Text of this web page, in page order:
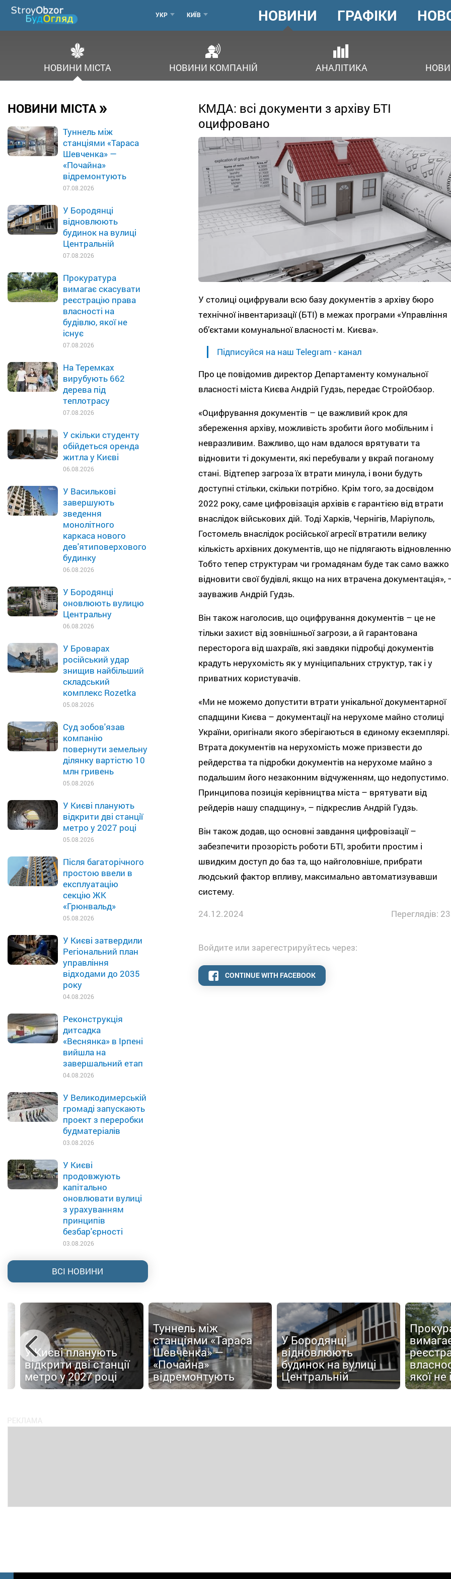
Перейти
основного
УКР
МЕНЮ
ГОРОДОВ
КИЇВ
ГОЛОВНЕ
МЕНЮ
НОВИНИ
НОВИНИ МІСТА НОВИНИ КОМПАНІЙ АНАЛІТИКА
ГРАФІКИ
НОВИНИ МІСТА »
Туннель між
станціями «Тараса
Шевченка» —
«Почайна»
відремонтують
07.08.2026
У Бородянці
відновлюють
будинок на вулиці
Центральній
07.08.2026
Прокуратура
вимагає скасувати
реєстрацію права
власності на
будівлю, якої не
існує
07.08.2026
На Теремках
вирубують 662
дерева під
теплотрасу
07.08.2026
У скільки студенту
обійдеться оренда
житла у Києві
06.08.2026
У Василькові
завершують
зведення
монолітного
каркаса нового
дев'ятиповерхового
будинку
06.08.2026
У Бородянці
оновлюють вулицю
Центральну
06.08.2026
У Броварах
російський удар
знищив найбільший
складський
комплекс Rozetka
05.08.2026
Суд зобов'язав
компанію
повернути земельну
ділянку вартістю 10
млн гривень
05.08.2026
У Києві планують
відкрити дві станції
метро у 2027 році
05.08.2026
Після багаторічного
простою ввели в
експлуатацію
секцію ЖК
«Грюнвальд»
05.08.2026
У Києві затвердили
Регіональний план
управління
відходами до 2035
року
04.08.2026
Реконструкція
дитсадка
«Веснянка» в Ірпені
вийшла на
завершальний етап
04.08.2026
У Великодимерській
громаді запускають
проект з переробки
будматеріалів
03.08.2026
У Києві
продовжують
капітально
оновлювати вулиці
з урахуванням
принципів
безбар'єрності
03.08.2026
ВСІ НОВИНИ
КМДА: всі документи з архіву БТІ
оцифровано
У столиці оцифрували всю базу документів з архіву бюро
технічної інвентаризації (БТІ) в межах програми «Управління
об’єктами комунальної власності м. Києва».
Підписуйся на наш Telegram - канал
Про це повідомив директор Департаменту комунальної
власності міста Києва Андрій Гудзь, передає СтройОбзор.
«Оцифрування документів – це важливий крок для
збереження архіву, можливість зробити його мобільним і
невразливим. Важливо, що нам вдалося врятувати та
відновити ті документи, які перебували у вкрай поганому
стані. Відтепер загроза їх втрати минула, і вони будуть
доступні стільки, скільки потрібно. Крім того, за досвідом
2022 року, саме цифровізація архівів є гарантією від втрати
внаслідок військових дій. Тоді Харків, Чернігів, Маріуполь,
Гостомель внаслідок російської агресії втратили велику
кількість архівних документів, що не підлягають
Тобто тепер структурам чи громадянам буде так само важко
відновити свої будівлі, якщо на них втрачена документація»,
зауважив Андрій Гудзь.
Він також наголосив, що оцифрування документів – це не
тільки захист від зовнішньої загрози, а й гарантована
пересторога від шахраїв, які завдяки підробці документів
крадуть нерухомість як у муніципальних структур, так і у
приватних користувачів.
«Ми не можемо допустити втрати унікальної документарної
спадщини Києва – документації на нерухоме майно столиці
України, оригінали якого зберігаються в єдиному екземплярі.
Втрата документів на нерухомість може призвести до
рейдерства та підробки документів на нерухоме майно з
подальшим його незаконним відчуженням, що недопустимо.
Принципова позиція керівництва міста – врятувати від
рейдерів нашу спадщину», – підкреслив Андрій Гудзь.
Він також додав, що основні завдання цифровізації –
забезпечити прозорість роботи БТІ, зробити простим і
швидким доступ до баз та, що найголовніше, прибрати
людський фактор впливу, максимально автоматизувавши
систему.
24.12.2024
Переглядів:
Войдите или зарегестрируйтесь через:
CONTINUE WITH FACEBOOK
У Києві планують
відкрити дві станції
метро у 2027 році
Туннель між
станціями «Тараса
Шевченка» —
«Почайна»
відремонтують
У Бородянці
відновлюють
будинок на вулиці
Центральній
якої не